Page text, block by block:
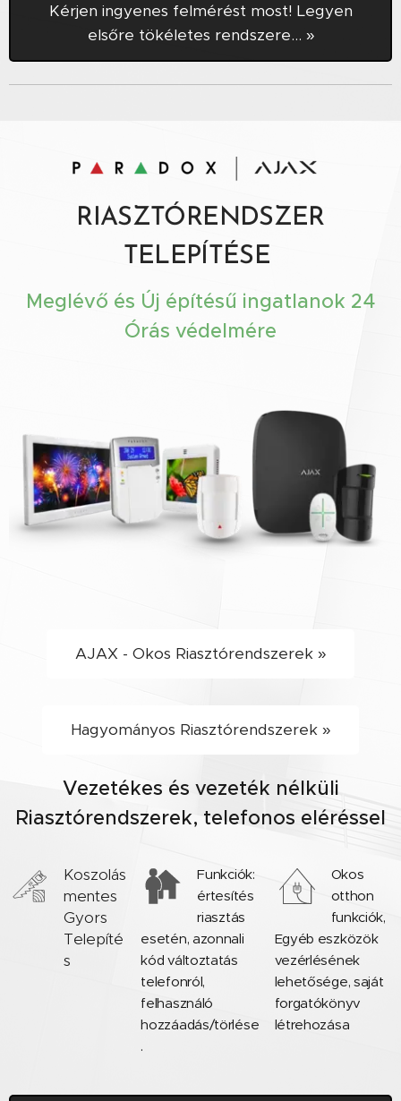
Kérjen ingyenes felmérést most! Legyen
elsőre tökéletes rendszere... »
RIASZTÓRENDSZER
TELEPÍTÉSE
Meglévő és Új építésű ingatlanok 24
Órás védelmére
AJAX - Okos Riasztórendszerek »
Hagyományos Riasztórendszerek »
Vezetékes és vezeték nélküli
Riasztórendszerek, telefonos eléréssel
Koszolás
mentes
Gyors
Telepíté
s
Funkciók:
értesítés
riasztás
esetén, azonnali
kód változtatás
telefonról,
felhasználó
hozzáadás/törlése
.
Okos
otthon
funkciók,
Egyéb eszközök
vezérlésének
lehetősége, saját
forgatókönyv
létrehozása